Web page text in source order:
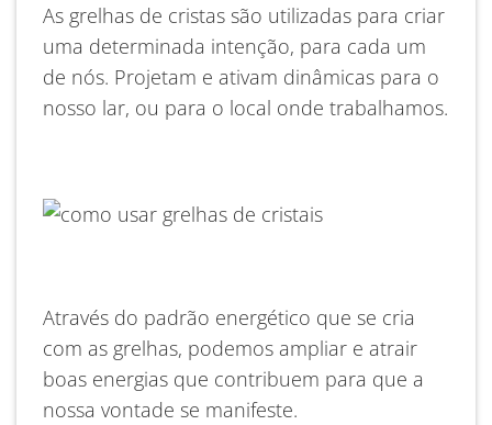
As grelhas de cristas são utilizadas para criar
uma determinada intenção, para cada um
de nós. Projetam e ativam dinâmicas para o
nosso lar, ou para o local onde trabalhamos.
Através do padrão energético que se cria
com as grelhas, podemos ampliar e atrair
boas energias que contribuem para que a
nossa vontade se manifeste.